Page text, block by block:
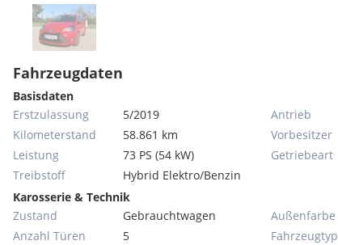
Fahrzeugdaten
Basisdaten
Erstzulassung
5/2019
Kilometerstand
58.861 km
Leistung
73 PS (54 kW)
Treibstoff
Hybrid Elektro/Benzin
Antrieb
Vorbesitzer
Getriebeart
Karosserie & Technik
Zustand
Gebrauchtwagen
Anzahl Türen
5
Außenfarbe
Fahrzeugtyp